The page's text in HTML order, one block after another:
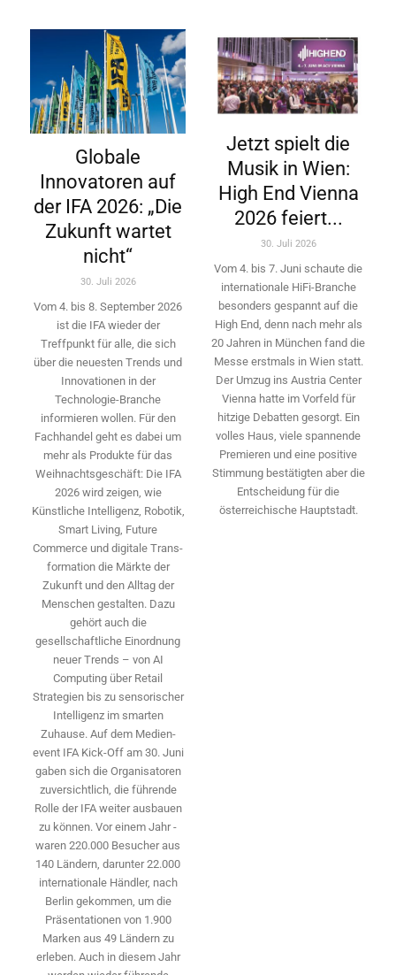
Globale
Innovatoren auf
der IFA 2026: „Die
Zukunft wartet
nicht“
30. Juli 2026
Vom 4. bis 8. September 2026
ist die IFA wieder der
Treffpunkt für alle, die sich
über die neuesten Trends und
Innovationen in der
Technologie-­Branche
informieren wollen. Für den
Fachhandel geht es dabei um
mehr als Produkte für das
Weihnachtsgeschäft: Die IFA
2026 wird ­zeigen, wie
Künstliche Intelligenz, Robotik,
Smart Living, Future
Commerce und digitale Trans­
formation die Märkte der
Zukunft und den Alltag der
Menschen gestalten. Dazu
gehört auch die
gesellschaftliche Einordnung
neuer Trends – von AI
Computing über Retail
Strategien bis zu sensorischer
Intelligenz im smarten
Zuhause. Auf dem Medien­
event IFA Kick-Off am 30. Juni
gaben sich die Organisatoren
zuversichtlich, die führende
Rolle der IFA weiter ausbauen
zu können. Vor einem Jahr ­
waren 220.000 Besucher aus
140 ­Ländern, ­darunter 22.000
internationale Händler, nach
Berlin gekommen, um die
Präsen­tationen von 1.900
Marken aus 49 Ländern zu
erleben. Auch in diesem Jahr
Jetzt spielt die
Musik in Wien:
High End Vienna
2026 feiert...
30. Juli 2026
Vom 4. bis 7. Juni schaute die
internationale HiFi-Branche
besonders gespannt auf die
High End, denn nach mehr als
20 Jahren in München fand die
Messe erstmals in Wien statt.
Der Umzug ins Austria Center
Vienna hatte im Vorfeld für
hitzige Debatten gesorgt. Ein
volles Haus, viele spannende
Premieren und eine positive
Stimmung bestätigten aber die
Entscheidung für die
österreichische Hauptstadt.